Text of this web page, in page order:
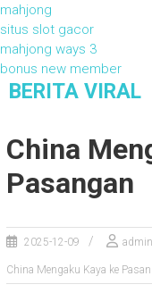
mahjong
situs slot gacor
mahjong ways 3
bonus new member
o
e
BERITA VIRAL
China
Pasangan
2025-12-09 admin
China Mengaku Kaya ke